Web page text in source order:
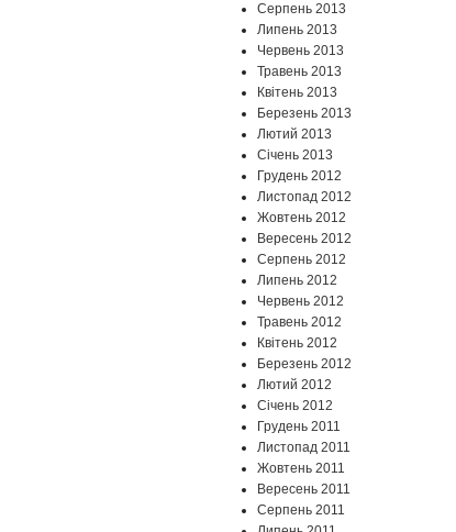
Серпень 2013
Липень 2013
Червень 2013
Травень 2013
Квітень 2013
Березень 2013
Лютий 2013
Січень 2013
Грудень 2012
Листопад 2012
Жовтень 2012
Вересень 2012
Серпень 2012
Липень 2012
Червень 2012
Травень 2012
Квітень 2012
Березень 2012
Лютий 2012
Січень 2012
Грудень 2011
Листопад 2011
Жовтень 2011
Вересень 2011
Серпень 2011